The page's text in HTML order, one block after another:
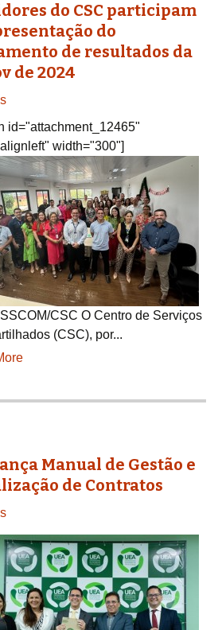
do CSC participam
do
de resultados da
de 2024
id="attachment_12465"
width="300"]
CSC O Centro de Serviços
(CSC), por...
Manual de Gestão e
de Contratos